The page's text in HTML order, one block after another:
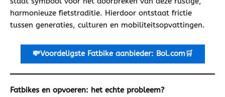
harmonieuze fietstraditie. Hierdoor ontstaat frictie
tussen generaties, culturen en mobiliteitsopvattingen.
💸Voordeligste Fatbike aanbieder: Bol.com🛒
Fatbikes en opvoeren: het echte probleem?